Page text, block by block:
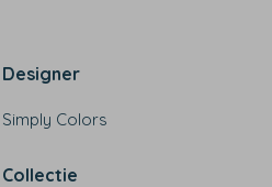
Designer
Simply Colors
Collectie